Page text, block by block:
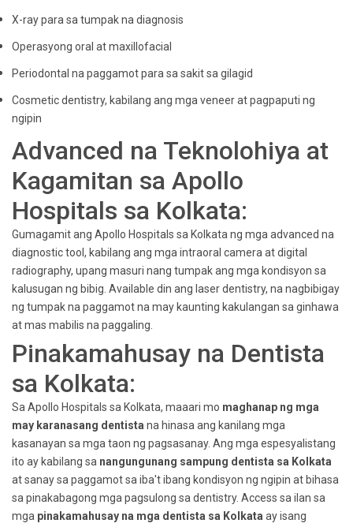
X-ray para sa tumpak na diagnosis
Operasyong oral at maxillofacial
Periodontal na paggamot para sa sakit sa gilagid
Cosmetic dentistry, kabilang ang mga veneer at pagpaputi ng
ngipin
Advanced na Teknolohiya at
Kagamitan sa Apollo
Hospitals sa Kolkata:
Gumagamit ang Apollo Hospitals sa Kolkata ng mga advanced na
diagnostic tool, kabilang ang mga intraoral camera at digital
radiography, upang masuri nang tumpak ang mga kondisyon sa
kalusugan ng bibig. Available din ang laser dentistry, na nagbibigay
ng tumpak na paggamot na may kaunting kakulangan sa ginhawa
at mas mabilis na paggaling.
Pinakamahusay na Dentista
sa Kolkata:
Sa Apollo Hospitals sa Kolkata, maaari mo maghanap ng mga
may karanasang dentista na hinasa ang kanilang mga
kasanayan sa mga taon ng pagsasanay. Ang mga espesyalistang
ito ay kabilang sa nangungunang sampung dentista sa Kolkata
at sanay sa paggamot sa iba't ibang kondisyon ng ngipin at bihasa
sa pinakabagong mga pagsulong sa dentistry. Access sa ilan sa
mga pinakamahusay na mga dentista sa Kolkata ay isang